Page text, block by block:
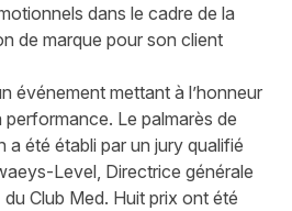
dans le cadre de la
de marque pour son client
événement mettant à l’honneur
performance. Le palmarès de
a été établi par un jury qualifié
Level, Directrice générale
Club Med. Huit prix ont été